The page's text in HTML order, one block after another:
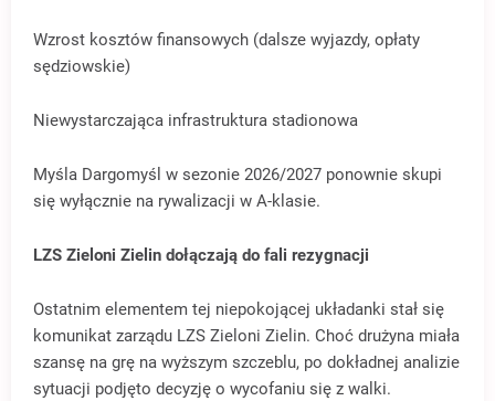
Wzrost kosztów finansowych (dalsze wyjazdy, opłaty
sędziowskie)
Niewystarczająca infrastruktura stadionowa
Myśla Dargomyśl w sezonie 2026/2027 ponownie skupi
się wyłącznie na rywalizacji w A-klasie.
LZS Zieloni Zielin dołączają do fali rezygnacji
Ostatnim elementem tej niepokojącej układanki stał się
komunikat zarządu LZS Zieloni Zielin. Choć drużyna miała
szansę na grę na wyższym szczeblu, po dokładnej analizie
sytuacji podjęto decyzję o wycofaniu się z walki.